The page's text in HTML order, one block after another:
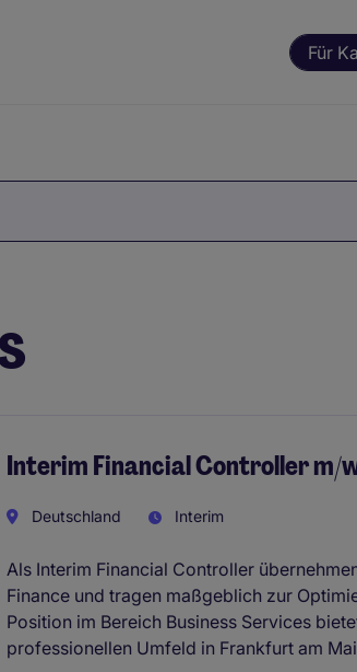
Für
Interim Financial Controller m/
Deutschland Interim
Als Interim Financial Controller
Finance und tragen maßgeblich zur
Position im Bereich Business Services
professionellen Umfeld in Frankfurt am